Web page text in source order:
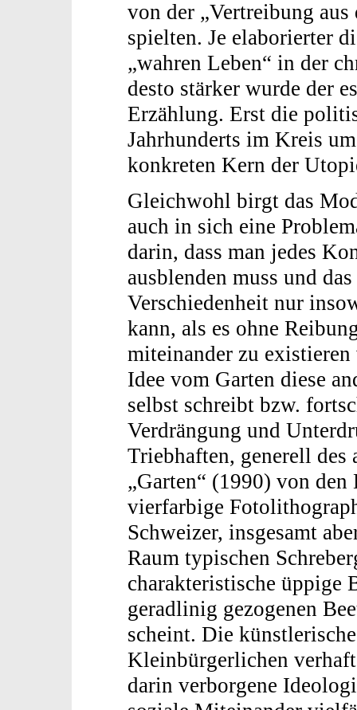
von der „Vertreibung aus
spielten. Je elaborierter
„wahren Leben“ in der
desto stärker wurde der
Erzählung. Erst die
Jahrhunderts im Kreis
konkreten Kern der
Gleichwohl birgt das
auch in sich eine
darin, dass man jedes
ausblenden muss und
Verschiedenheit nur
kann, als es ohne
miteinander zu existieren
Idee vom Garten diese
selbst schreibt bzw.
Verdrängung und
Triebhaften, generell
„Garten“ (1990) von
vierfarbige
Schweizer, insgesamt
Raum typischen
charakteristische üppige
geradlinig gezogenen
scheint. Die
Kleinbürgerlichen
darin verborgene